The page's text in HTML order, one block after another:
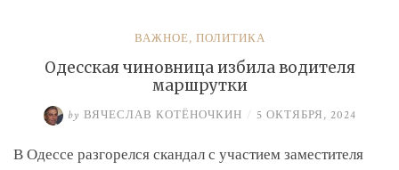
ВАЖНОЕ, ПОЛИТИКА
Одесская чиновница избила водителя
маршрутки
by ВЯЧЕСЛАВ КОТЁНОЧКИН / 5 ОКТЯБРЯ, 2024
В Одессе разгорелся скандал с участием заместителя